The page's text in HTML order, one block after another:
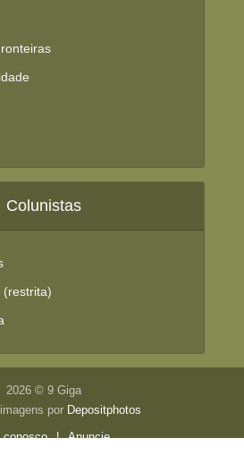
Colunistas
(restrita)
2026 © 9 Giga
por Depositphotos
conosco
| Anuncie